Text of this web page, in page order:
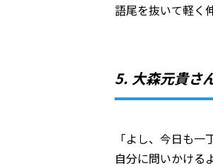
語尾を抜いて軽く
5. 大森元貴さ
「よし、今日も
自分に問いかける